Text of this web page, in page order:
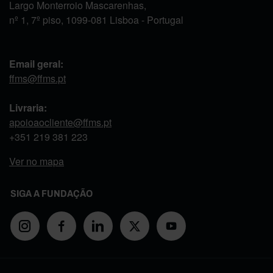
Largo Monterroio Mascarenhas,
nº 1, 7º piso, 1099-081 Lisboa - Portugal
Email geral:
ffms@ffms.pt
Livraria:
apoioaocliente@ffms.pt
+351 219 381 223
Ver no mapa
SIGA A FUNDAÇÃO